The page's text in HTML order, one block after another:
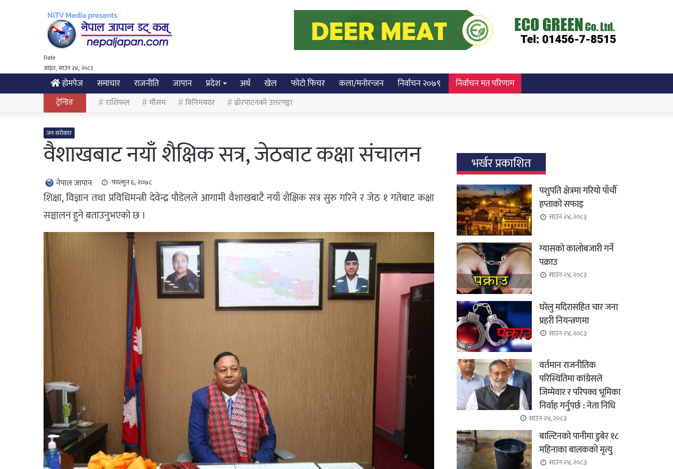
Date
आइत, साउन २४, २०८३
होमपेज समाचार राजनीति जापान प्रदेश अर्थ खेल फोटो फिचर कला/मनोरन्जन निर्वाचन २०७९ निर्वाचन मत परिणाम
ट्रेन्डिङ राशिफल मौसम विनिमयदर ढोरपाटनको उत्तरगङ्गा
जन सरोकार
वैशाखबाट नयाँ शैक्षिक सत्र, जेठबाट कक्षा संचालन
नेपाल जापान फाल्गुन ६, २०७८
शिक्षा, विज्ञान तथा प्रविधिमन्त्री देवेन्द्र पौडेलले आगामी वैशाखबाटै नयाँ शैक्षिक सत्र सुरु गरिने र जेठ १ गतेबाट कक्षा
सञ्चालन हुने बताउनुभएको छ ।
भर्खर प्रकाशित
पशुपति क्षेत्रमा गरियो पाँचौँ
हप्ताको सफाइ
साउन २४, २०८३
ग्यासको कालोबजारी गर्ने
पक्राउ
साउन २४, २०८३
घरेलु मदिरासहित चार जना
प्रहरी नियन्त्रणमा
साउन २४, २०८३
वर्तमान राजनीतिक
परिस्थितिमा कांग्रेसले
जिम्मेवार र परिपक्व भूमिका
निर्वाह गर्नुपर्छ : नेता निधि
साउन २४, २०८३
बाल्टिनको पानीमा डुबेर १८
महिनाका बालकको मृत्यु
साउन २४, २०८३